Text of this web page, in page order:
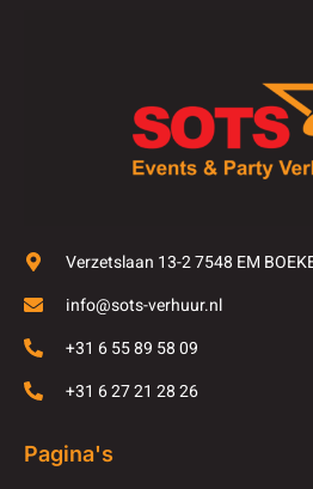
Verzetslaan 13-2 7548 EM
info@sots-verhuur.nl
+31 6 55 89 58 09
+31 6 27 21 28 26
Pagina's